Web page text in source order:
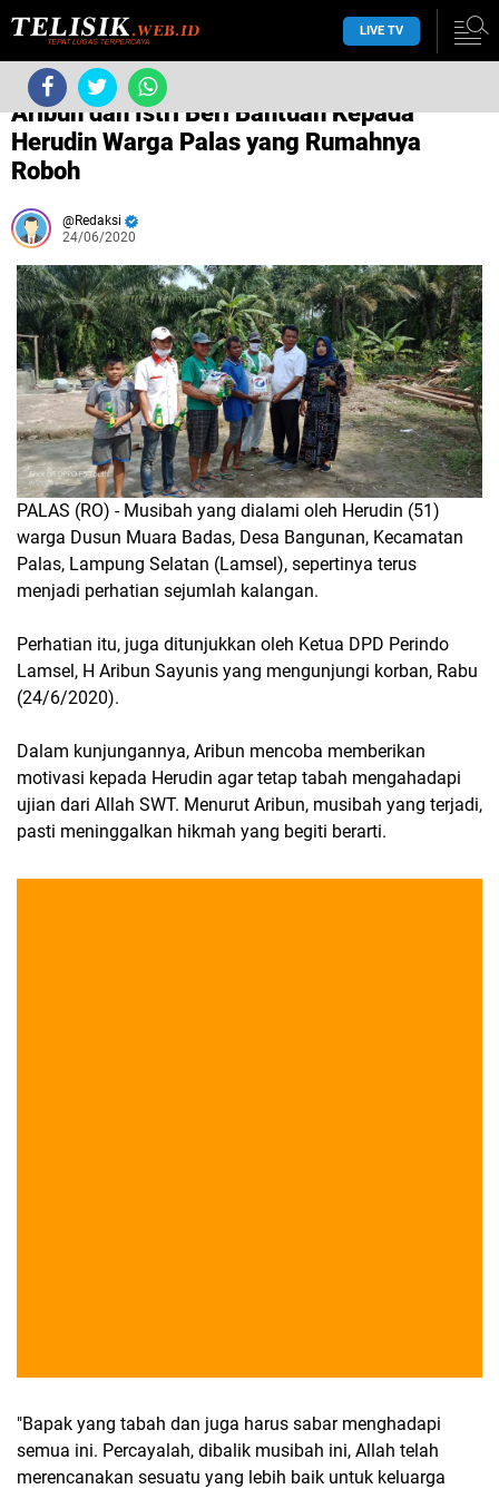
LIVE TV
/Aribun
Aribun dan Istri Beri Bantuan Kepada
Herudin Warga Palas yang Rumahnya
Roboh
Redaksi
24/06/2020
PALAS (RO) - Musibah yang dialami oleh Herudin (51)
warga Dusun Muara Badas, Desa Bangunan, Kecamatan
Palas, Lampung Selatan (Lamsel), sepertinya terus
menjadi perhatian sejumlah kalangan.
Perhatian itu, juga ditunjukkan oleh Ketua DPD Perindo
Lamsel, H Aribun Sayunis yang mengunjungi korban, Rabu
(24/6/2020).
Dalam kunjungannya, Aribun mencoba memberikan
motivasi kepada Herudin agar tetap tabah mengahadapi
ujian dari Allah SWT. Menurut Aribun, musibah yang terjadi,
pasti meninggalkan hikmah yang begiti berarti.
"Bapak yang tabah dan juga harus sabar menghadapi
semua ini. Percayalah, dibalik musibah ini, Allah telah
merencanakan sesuatu yang lebih baik untuk keluarga